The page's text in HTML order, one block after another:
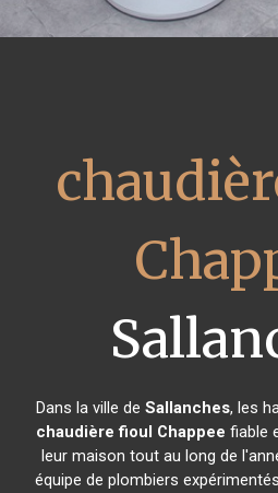
Dans la ville de Sallanches, les
chaudière fioul Chappee fiable
leur maison tout au long de
équipe de plombiers